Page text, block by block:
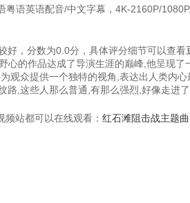
语英语配音/中文字幕，4K-2160P/
好，分数为0.0分，具体评分细节可以查看
心的作品达成了导演生涯的巅峰,他呈现
观众提供一个独特的视角,表达出人类内心
,这些人那么普通,有那么强烈,好像走进
站都可以在线观看： 红石滩阻击战主题曲